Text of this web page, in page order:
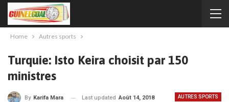
Home Autres sports
Turquie: Isto Keira choisit par 150
ministres
AUTRES SPORTS
By Karifa Mara Last updated Août 14, 2018